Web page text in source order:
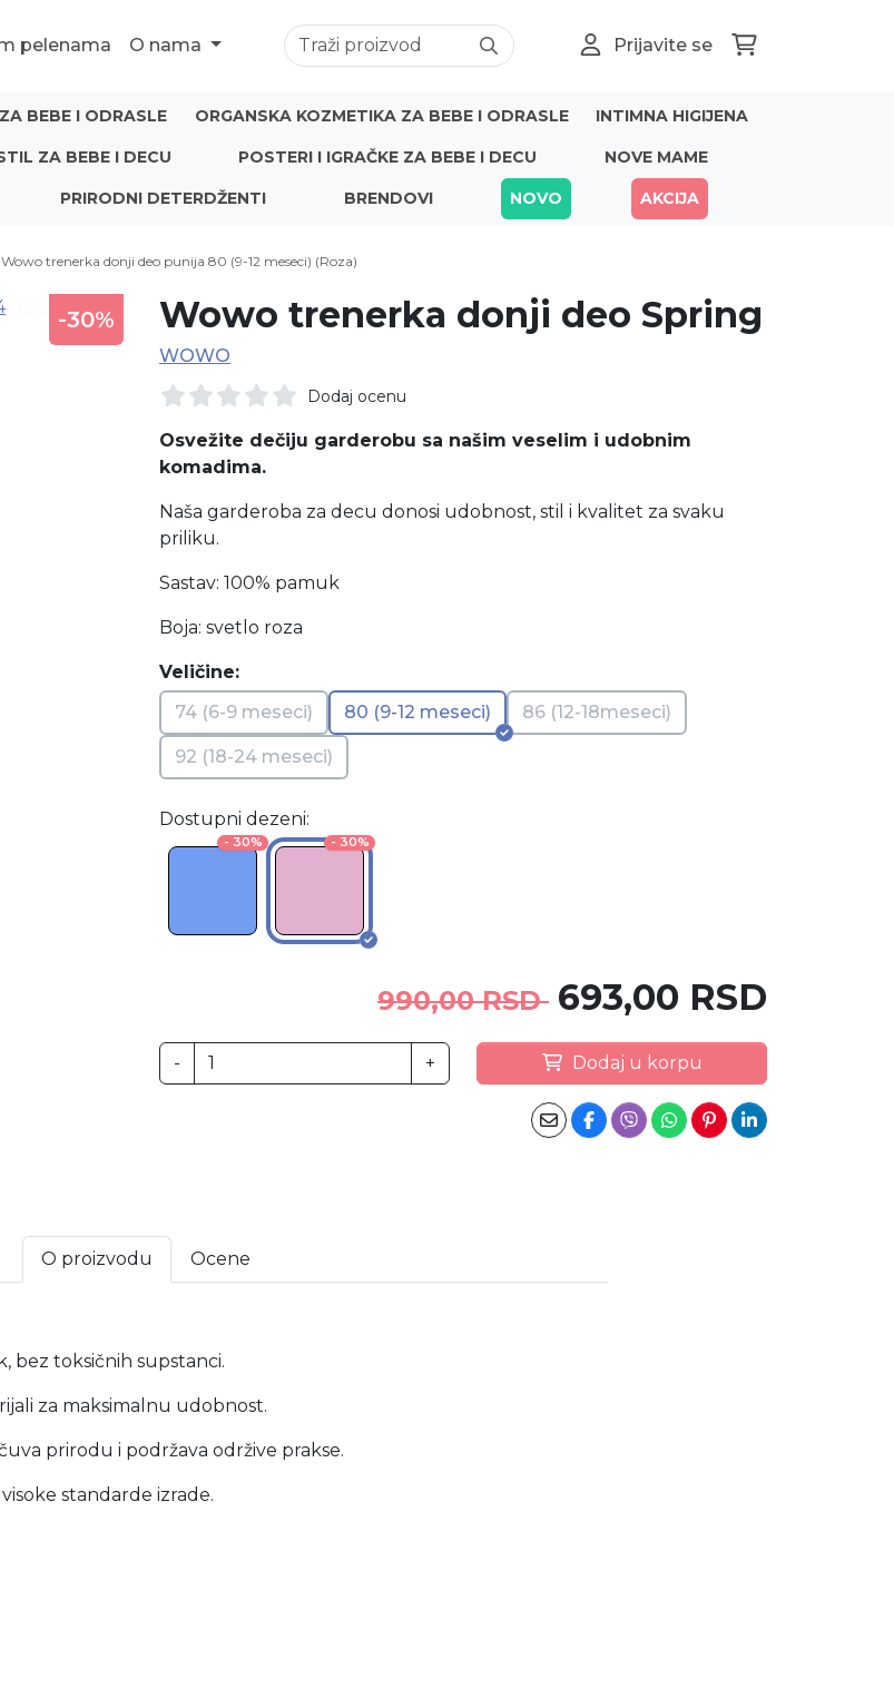
pelenama O nama Prijavite se
BEBE I ODRASLE ORGANSKA KOZMETIKA ZA BEBE I ODRASLE INTIMNA HIGIJENA
ZA BEBE I DECU POSTERI I IGRAČKE ZA BEBE I DECU NOVE MAME
PRIRODNI DETERDŽENTI BRENDOVI NOVO AKCIJA
Wowo trenerka donji deo punija 80 (9-12 meseci) (Roza)
-30% Wowo trenerka donji deo Spring
WOWO
Dodaj ocenu
Veličine:
74 (6-9 meseci)
80 (9-12 meseci) 86 (12-18meseci)
92 (18-24 meseci)
Dostupni dezeni:
- 30% - 30%
Osvežite dečiju garderobu sa našim veselim i udobnim
komadima.
Naša garderoba za decu donosi udobnost, stil i kvalitet za svaku
priliku.
Sastav: 100% pamuk
Boja: svetlo roza
990,00 RSD 693,00 RSD
- + Dodaj u korpu
O proizvodu Ocene
bez toksičnih supstanci.
za maksimalnu udobnost.
prirodu i podržava održive prakse.
standarde izrade.